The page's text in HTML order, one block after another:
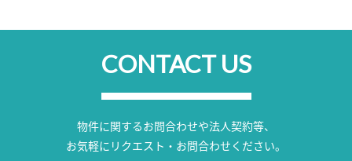
CONTACT US
物件に関するお問合わせや法人契約等、
お気軽にリクエスト・お問合わせください。